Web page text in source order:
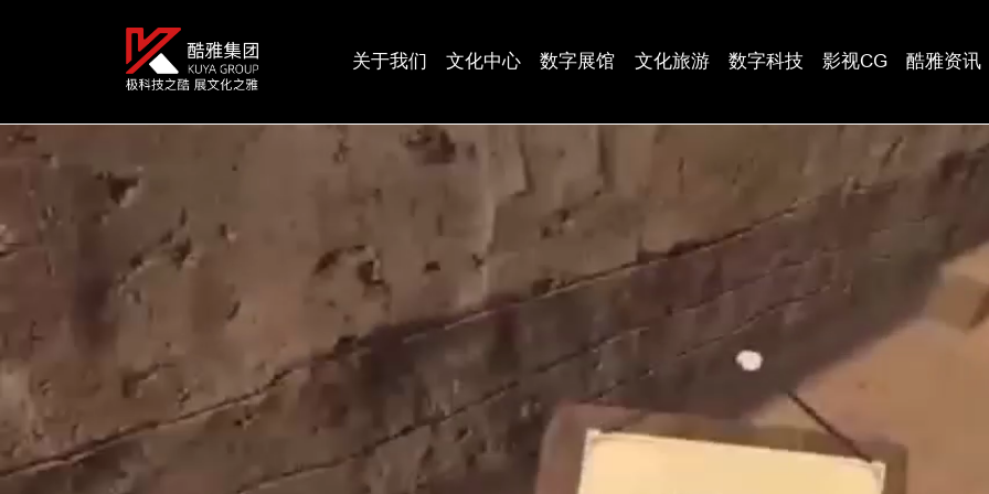
关于我们 文化中心 数字展馆 文化旅游 数字科技 影视CG 酷雅资讯